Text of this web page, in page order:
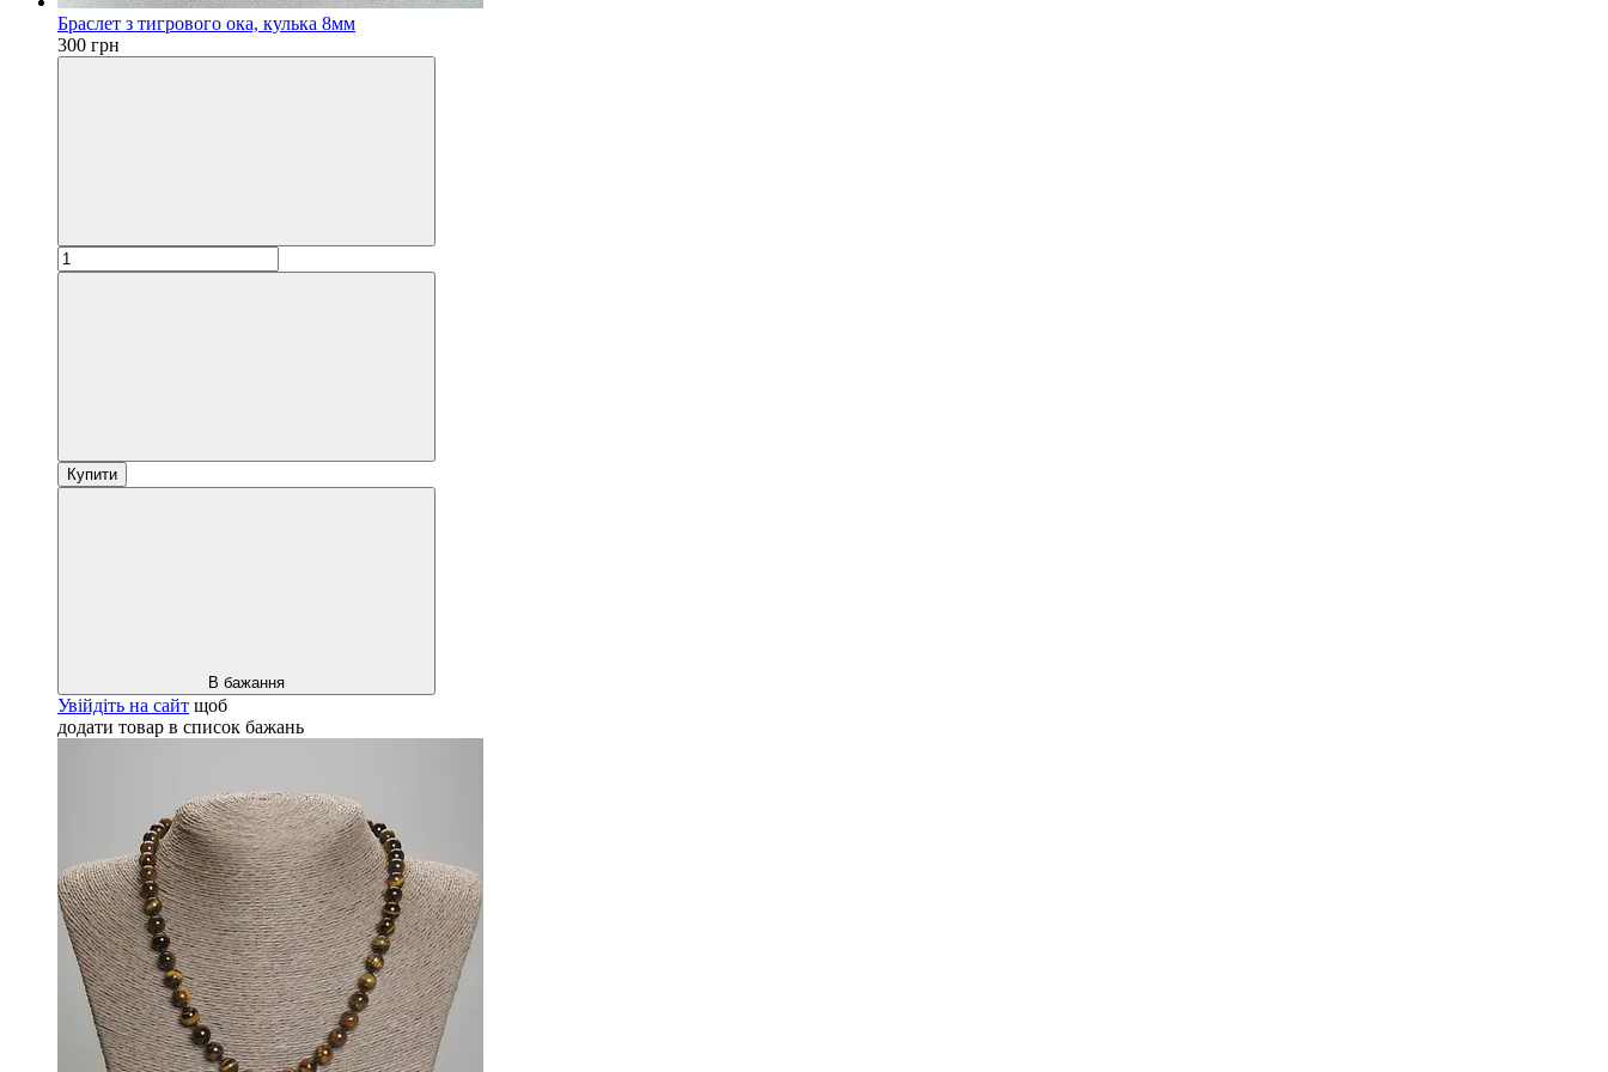
Браслет з тигрового ока, кулька 8мм
300 грн
Купити
В бажання
Увійдіть на сайт щоб
додати товар в список бажань